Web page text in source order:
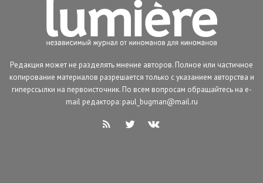
Редакция может не разделять мнение авторов. Полное или частичное
копирование материалов разрешается только с указанием авторства и
гиперссылки на первоисточник. По всем вопросам обращайтесь на e-
mail редактора: paul_bugman@mail.ru